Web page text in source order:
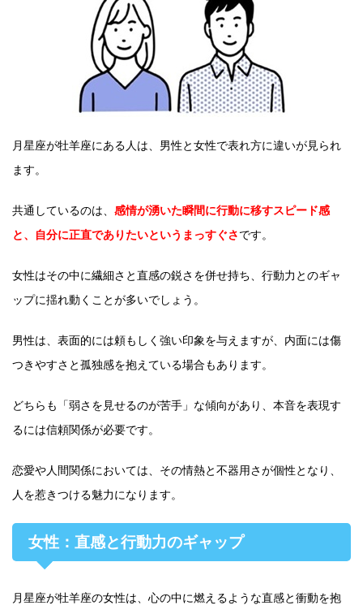
月星座が牡羊座にある人は、男性と女性で表れ方に違いが見られ
ます。
共通しているのは、 感情が湧いた瞬間に行動に移すスピード感
と、自分に正直でありたいというまっすぐさです。
女性はその中に繊細さと直感の鋭さを併せ持ち、行動力とのギャ
ップに揺れ動くことが多いでしょう。
男性は、表面的には頼もしく強い印象を与えますが、内面には傷
つきやすさと孤独感を抱えている場合もあります。
どちらも「弱さを見せるのが苦手」な傾向があり、本音を表現す
るには信頼関係が必要です。
恋愛や人間関係においては、その情熱と不器用さが個性となり、
人を惹きつける魅力になります。
女性：直感と行動力のギャップ
月星座が牡羊座の女性は、心の中に燃えるような直感と衝動を抱